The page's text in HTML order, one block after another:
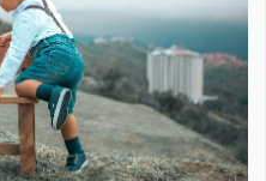
НАС
за
нас
за